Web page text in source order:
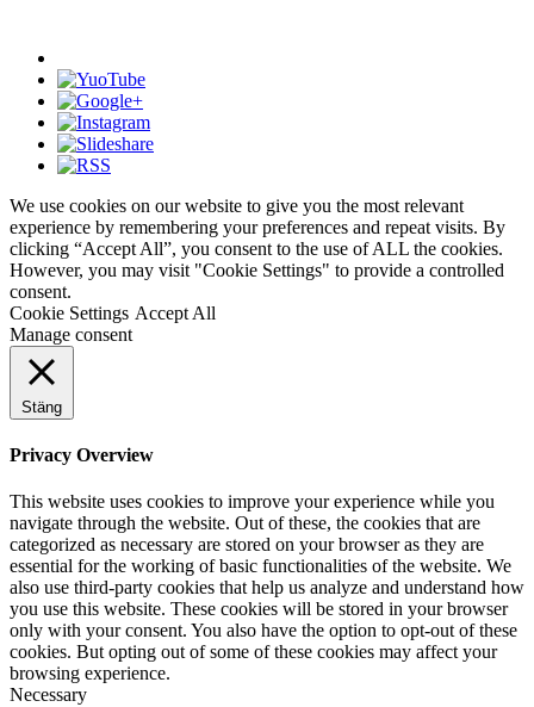
We use cookies on our website to give you the most relevant
experience by remembering your preferences and repeat visits. By
clicking “Accept All”, you consent to the use of ALL the cookies.
However, you may visit "Cookie Settings" to provide a controlled
consent.
Cookie Settings Accept All
Manage consent
Stäng
Privacy Overview
This website uses cookies to improve your experience while you
navigate through the website. Out of these, the cookies that are
categorized as necessary are stored on your browser as they are
essential for the working of basic functionalities of the website. We
also use third-party cookies that help us analyze and understand how
you use this website. These cookies will be stored in your browser
only with your consent. You also have the option to opt-out of these
cookies. But opting out of some of these cookies may affect your
browsing experience.
Necessary